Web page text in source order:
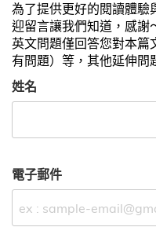
為了提供更好的閱讀體驗
迎留言讓我們知道，感謝
英文問題僅回答您對本篇
有問題）等，其他延伸問
姓名
電子郵件